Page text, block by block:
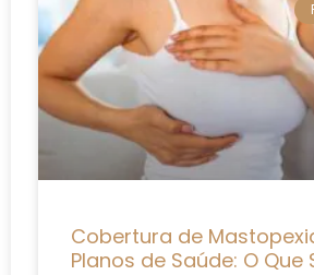
Cobertura de
Planos de Saúde: O Que